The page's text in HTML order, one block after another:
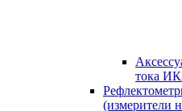
тока
(измерители